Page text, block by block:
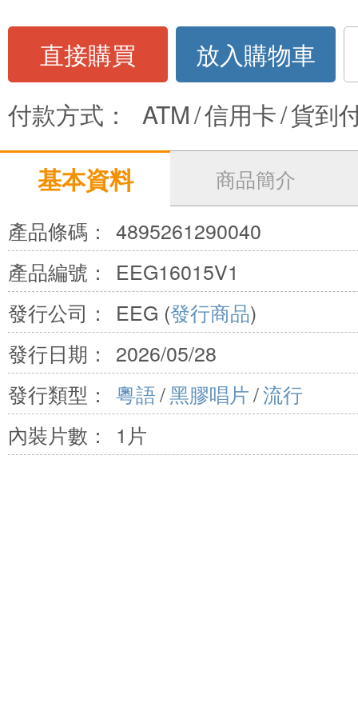
直接購買
放入購物車
付款方式：
ATM/信用卡/貨到
基本資料
商品簡介
產品條碼： 4895261290040
產品編號：
EEG16015V1
發行公司：
EEG (發行商品)
發行日期：
2026/05/28
發行類型： 粵語/黑膠唱片/流行
內裝片數：
1片